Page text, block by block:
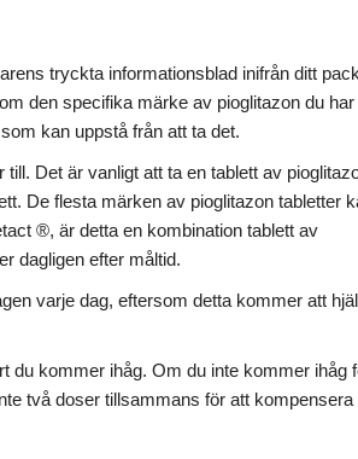
tryckta informationsblad inifrån ditt
den specifika märke av pioglitazon du har
kan uppstå från att ta det.
Det är vanligt att ta en tablett av
De flesta märken av pioglitazon tabletter
®, är detta en kombination tablett av
dagligen efter måltid.
varje dag, eftersom detta kommer att
du kommer ihåg. Om du inte kommer ihåg
två doser tillsammans för att kompensera